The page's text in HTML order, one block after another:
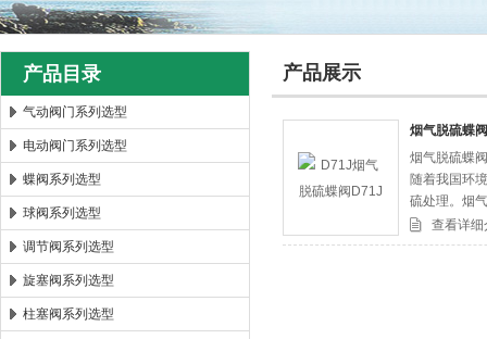
郑州森玛自控阀门有限公司
产品目录
气动阀门系列选型
电动阀门系列选型
蝶阀系列选型
球阀系列选型
调节阀系列选型
旋塞阀系列选型
柱塞阀系列选型
产品展示
烟气脱硫蝶
烟气脱硫蝶
随着我国环
硫处理。烟
苛刻的磨粒
查看详细